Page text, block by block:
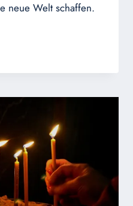
neue Welt schaffen.